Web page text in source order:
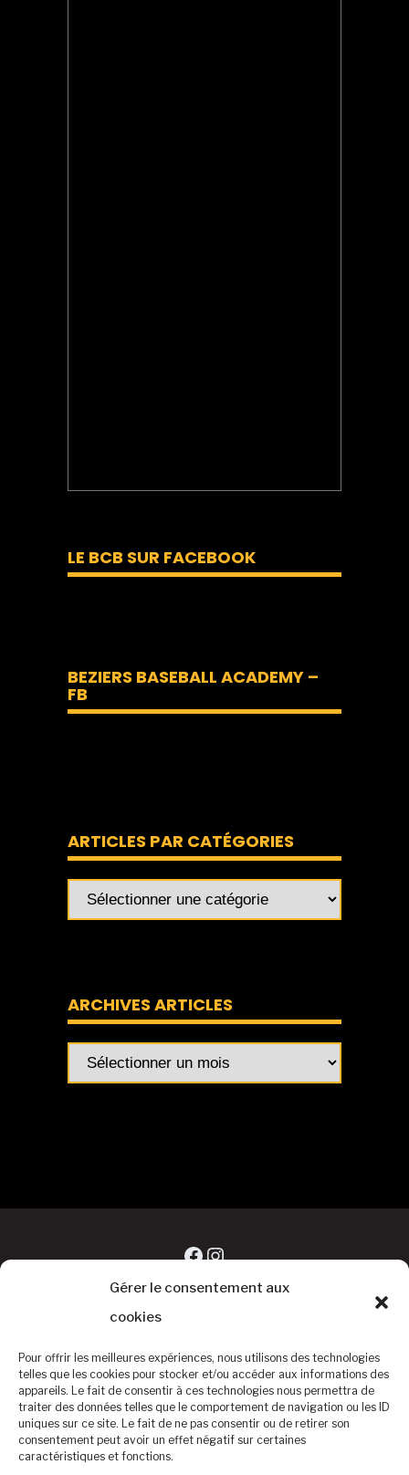
Gérer le consentement aux
cookies
Pour offrir les meilleures expériences, nous utilisons des technologies
telles que les cookies pour stocker et/ou accéder aux informations des
appareils. Le fait de consentir à ces technologies nous permettra de
traiter des données telles que le comportement de navigation ou les ID
uniques sur ce site. Le fait de ne pas consentir ou de retirer son
consentement peut avoir un effet négatif sur certaines
caractéristiques et fonctions.
LE BCB SUR FACEBOOK
BEZIERS BASEBALL ACADEMY –
FB
ARTICLES PAR CATÉGORIES
ARCHIVES ARTICLES
articles
Facebook
Instagram
©Baseball Club Biterrois